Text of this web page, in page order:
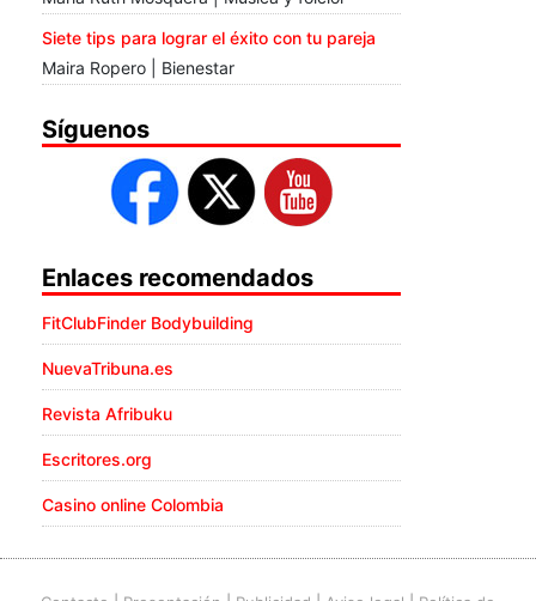
Siete tips para lograr el éxito con tu pareja
Maira Ropero | Bienestar
Síguenos
Enlaces recomendados
FitClubFinder Bodybuilding
NuevaTribuna.es
Revista Afribuku
Escritores.org
Casino online Colombia